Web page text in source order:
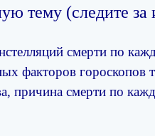
тему (следите за
смерти по
факторов гороскопов
причина смерти по